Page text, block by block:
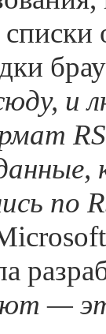
и
по
—